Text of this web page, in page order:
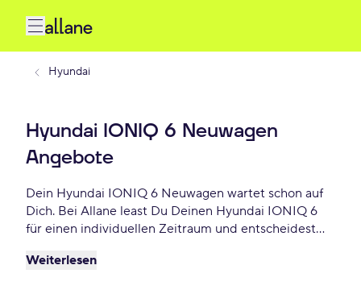
Hyundai
Hyundai IONIQ 6 Neuwagen
Angebote
Dein Hyundai IONIQ 6 Neuwagen wartet schon auf
Dich. Bei Allane least Du Deinen Hyundai IONIQ 6
für einen individuellen Zeitraum und entscheidest
möchtest oder zurückgeben willst. Finde das
Weiterlesen